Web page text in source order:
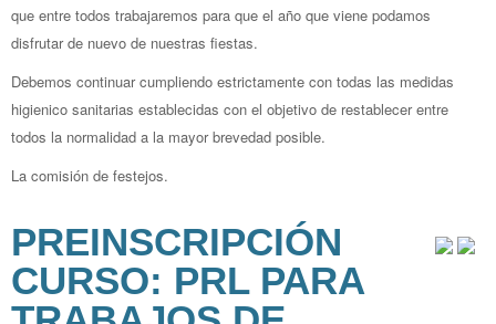
que entre todos trabajaremos para que el año que viene podamos
disfrutar de nuevo de nuestras fiestas.
Debemos continuar cumpliendo estrictamente con todas las medidas
higienico sanitarias establecidas con el objetivo de restablecer entre
todos la normalidad a la mayor brevedad posible.
La comisión de festejos.
PREINSCRIPCIÓN
CURSO: PRL PARA